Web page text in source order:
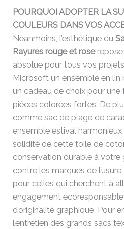
POURQUOI ADOPTER LA
COULEURS DANS VOS
Néanmoins, l’esthétique du
Rayures rouge et roserepose
absolue pour tous vos
Microsoft un ensemble en lin
un cadeau de choix pour
pièces colorées fortes. De
comme sac de plage de
ensemble estival
solidité de cette toile de
conservation durable à votre
contre les marques de l’usure.
pour celles qui cherchent à
engagement
d’originalité graphique. Pour
l’entretien des grands sacs